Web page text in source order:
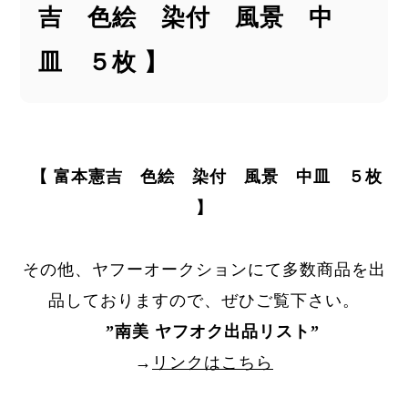
吉 色絵 染付 風景 中
皿 ５枚 】
【 富本憲吉 色絵 染付 風景 中皿 ５枚
】
その他、ヤフーオークションにて多数商品を出
品しておりますので、ぜひご覧下さい。
”南美 ヤフオク出品リスト ”
→ リンクはこちら